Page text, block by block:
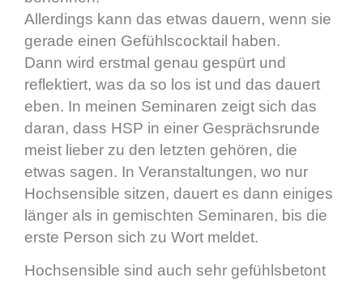
Allerdings kann das etwas dauern, wenn sie
gerade einen Gefühlscocktail haben.
Dann wird erstmal genau gespürt und
reflektiert, was da so los ist und das dauert
eben. In meinen Seminaren zeigt sich das
daran, dass HSP in einer Gesprächsrunde
meist lieber zu den letzten gehören, die
etwas sagen. In Veranstaltungen, wo nur
Hochsensible sitzen, dauert es dann einiges
länger als in gemischten Seminaren, bis die
erste Person sich zu Wort meldet.
Hochsensible sind auch sehr gefühlsbetont